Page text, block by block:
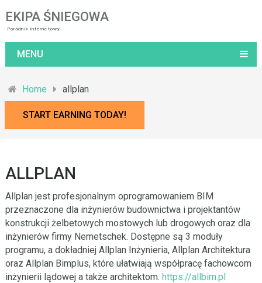
EKIPA ŚNIEGOWA
Poradnik internetowy
MENU
Home allplan
START EARNING TODAY!
ALLPLAN
Allplan jest profesjonalnym oprogramowaniem BIM
przeznaczone dla inżynierów budownictwa i projektantów
konstrukcji żelbetowych mostowych lub drogowych oraz dla
inżynierów firmy Nemetschek. Dostępne są 3 moduły
programu, a dokładniej Allplan Inżynieria, Allplan Architektura
oraz Allplan Bimplus, które ułatwiają współpracę fachowcom
inżynierii lądowej a także architektom. https://allbim.pl